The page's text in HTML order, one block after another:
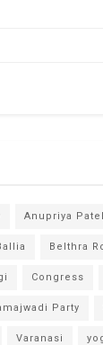
Anupriya Patel
Belthra
Congress
Party
Varanasi